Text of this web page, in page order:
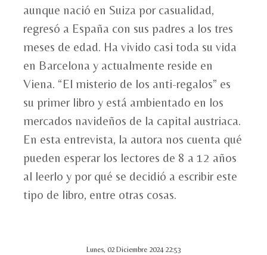
aunque nació en Suiza por casualidad,
regresó a España con sus padres a los tres
meses de edad. Ha vivido casi toda su vida
en Barcelona y actualmente reside en
Viena. “El misterio de los anti-regalos” es
su primer libro y está ambientado en los
mercados navideños de la capital austriaca.
En esta entrevista, la autora nos cuenta qué
pueden esperar los lectores de 8 a 12 años
al leerlo y por qué se decidió a escribir este
tipo de libro, entre otras cosas.
Lunes, 02 Diciembre 2024 22:53